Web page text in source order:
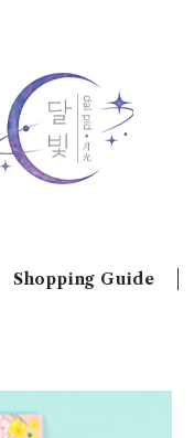
Shopping Guide